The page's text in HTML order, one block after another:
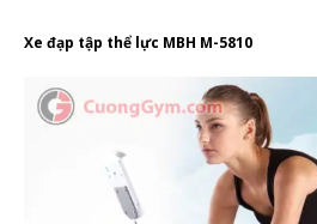
Xe đạp tập thể lực MBH M-5810